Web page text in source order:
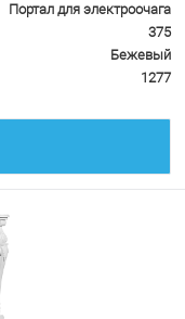
Портал для электроочага
375
Бежевый
1277